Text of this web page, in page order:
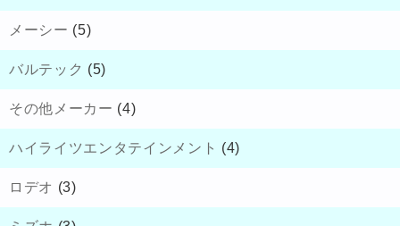
メーシー (5)
バルテック (5)
その他メーカー (4)
ハイライツエンタテインメント (4)
ロデオ (3)